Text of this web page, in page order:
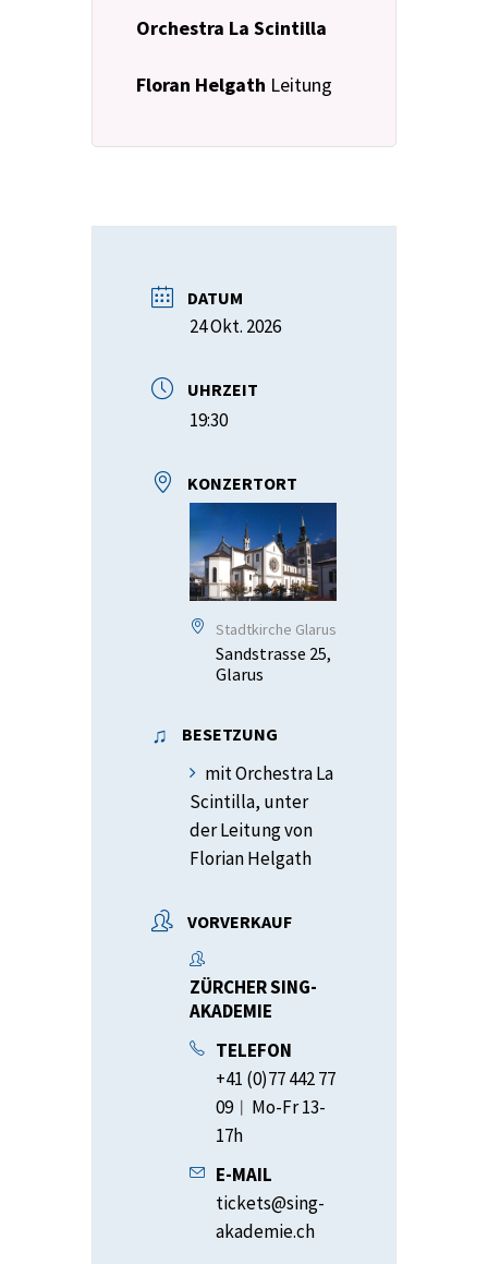
Orchestra La Scintilla
Floran Helgath Leitung
DATUM
24 Okt. 2026
UHRZEIT
19:30
KONZERTORT
Stadtkirche Glarus
Sandstrasse 25,
Glarus
BESETZUNG
mit Orchestra La
Scintilla, unter
der Leitung von
Florian Helgath
VORVERKAUF
ZÜRCHER SING-
AKADEMIE
TELEFON
+41 (0)77 442 77
09︱Mo-Fr 13-
17h
E-MAIL
tickets@sing-
akademie.ch